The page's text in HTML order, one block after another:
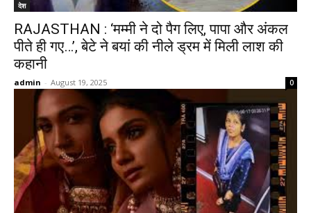
देश
RAJASTHAN : ‘मम्मी ने दो पैग लिए, पापा और अंकल
पीते ही गए…’, बेटे ने बयां की नीले ड्रम में मिली लाश की
कहानी
admin - August 19, 2025 0